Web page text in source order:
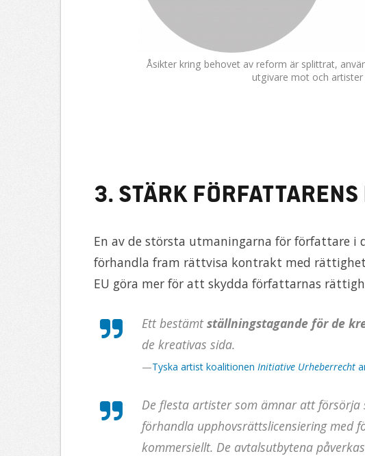
Åsikter kring behovet av reform är splittrat,
utgivare mot och
3. Stärk
En av de största utmaningarna för författare
förhandla fram rättvisa kontrakt med
EU göra mer för att skydda författarnas
Ett bestämtställningstagande för de
de kreativas sida.
—Tyska artist koalitionen Initiative Urheberrecht
De flesta artister som ämnar att
förhandla upphovsrättslicensiering med
kommersiellt. De avtalsutbytena